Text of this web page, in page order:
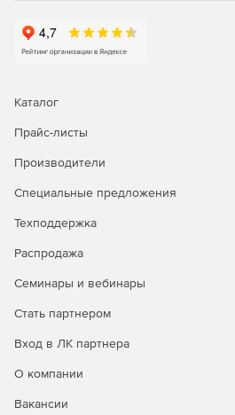
параметров функции контроля
брандмауэра.
Windows WMI с помощью
Удаленное восстановление
доменами и рабочими группами.
Задачи администрирования
Мастер настройки для
Одна лицензия ИТ-
серверов и рабочих станций.
испанском, итальянском,
Каталог
Прайс-листы
Производители
Специальные предложения
Техподдержка
Распродажа
Семинары и вебинары
Стать партнером
Вход в ЛК партнера
О компании
Вакансии